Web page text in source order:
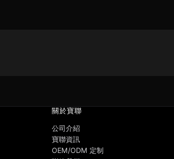
關於寶聯
公司介紹
寶聯資訊
OEM/ODM 定制